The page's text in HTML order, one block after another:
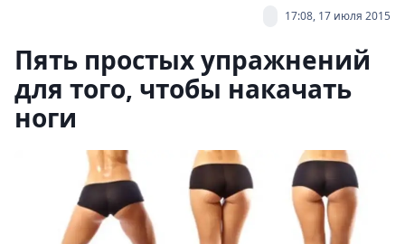
17:08, 17 июля 2015
Пять простых упражнений
для того, чтобы накачать
ноги